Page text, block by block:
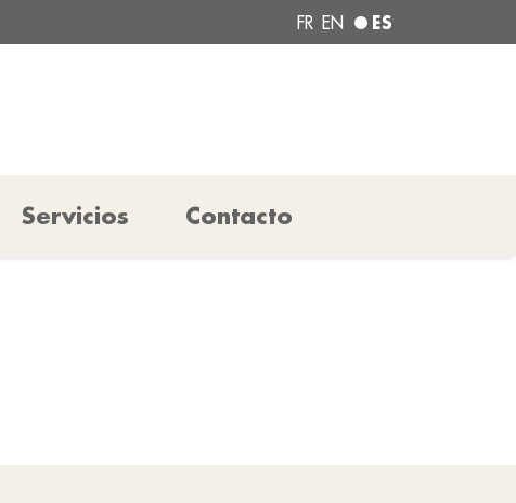
FR EN ES
Servicios Contacto